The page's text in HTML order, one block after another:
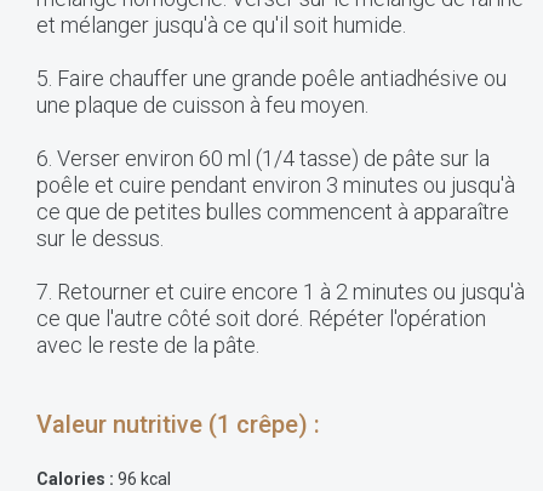
et mélanger jusqu'à ce qu'il soit humide.
5. Faire chauffer une grande poêle antiadhésive ou
une plaque de cuisson à feu moyen.
6. Verser environ 60 ml (1/4 tasse) de pâte sur la
poêle et cuire pendant environ 3 minutes ou jusqu'à
ce que de petites bulles commencent à apparaître
sur le dessus.
7. Retourner et cuire encore 1 à 2 minutes ou jusqu'à
ce que l'autre côté soit doré. Répéter l'opération
avec le reste de la pâte.
Valeur nutritive (1 crêpe) :
Calories : 96 kcal